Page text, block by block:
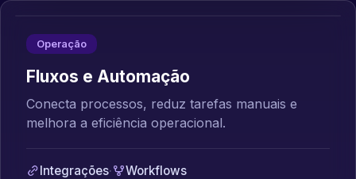
Operação
Fluxos e Automação
Conecta processos, reduz tarefas manuais e
melhora a eficiência operacional.
Integrações· Workflows